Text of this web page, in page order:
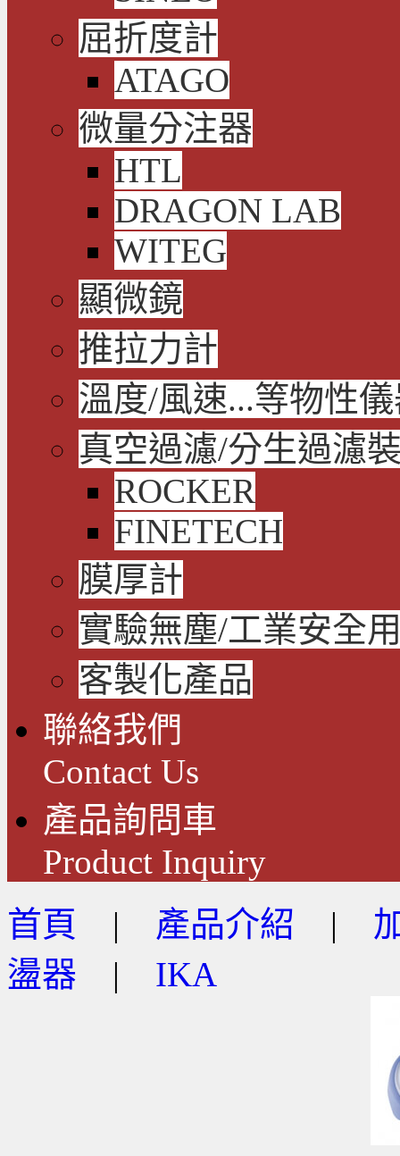
屈折度計
ATAGO
微量分注器
HTL
DRAGON LAB
WITEG
顯微鏡
推拉力計
溫度/風速...等物性
真空過濾/分生過濾
ROCKER
FINETECH
膜厚計
實驗無塵/工業安全
客製化產品
聯絡我們
Contact Us
產品詢問車
Product Inquiry
首頁 | 產品介紹 |
盪器 | IKA